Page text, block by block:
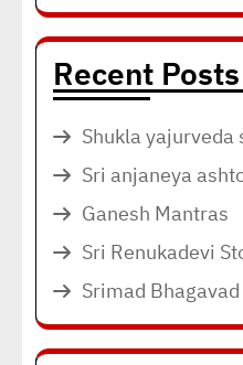
Recent Posts
Shukla yajurveda
Sri anjaneya
Ganesh Mantras
Sri Renukadevi
Srimad